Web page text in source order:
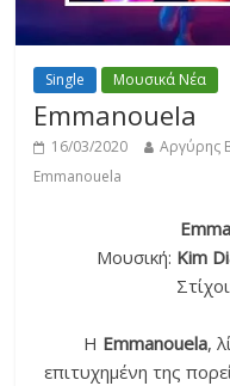
Single Μουσικά Νέα
Emmanouela
16/03/2020 Αργύρης
Emmanouela
Μουσική: Kim
H Emmanouela,
επιτυχημένη της